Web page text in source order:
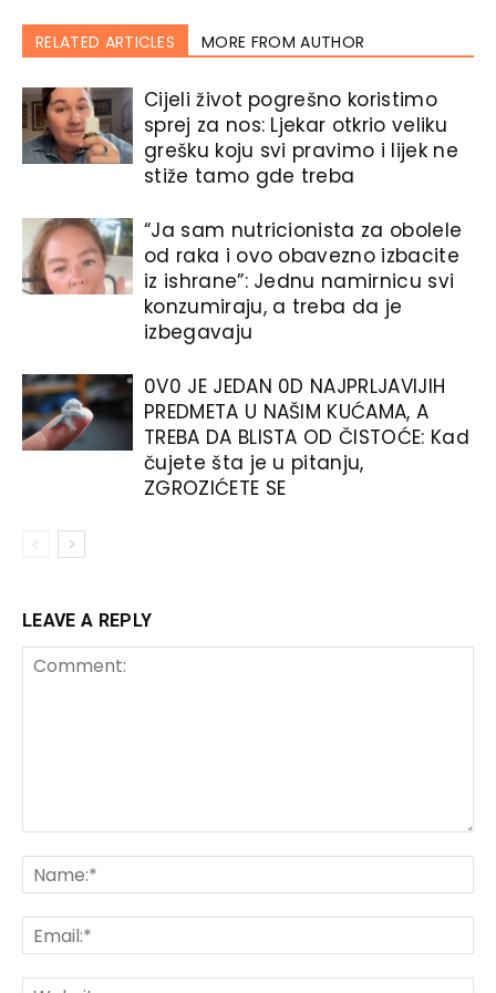
RELATED ARTICLES MORE FROM AUTHOR
Cijeli život pogrešno koristimo
sprej za nos: Ljekar otkrio veliku
grešku koju svi pravimo i lijek ne
stiže tamo gde treba
“Ja sam nutricionista za obolele
od raka i ovo obavezno izbacite
iz ishrane”: Jednu namirnicu svi
konzumiraju, a treba da je
izbegavaju
0V0 JE JEDAN 0D NAJPRLJAVIJIH
PREDMETA U NAŠIM KUĆAMA, A
TREBA DA BLISTA OD ČISTOĆE: Kad
čujete šta je u pitanju,
ZGROZIĆETE SE
LEAVE A REPLY